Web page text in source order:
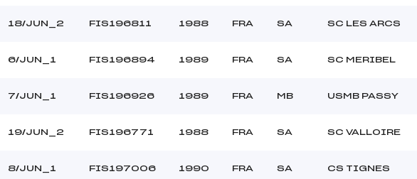
18/JUN_2 FIS196811 1988 FRA SA SC LES ARCS
6/JUN_1 FIS196894 1989 FRA SA SC MERIBEL
7/JUN_1 FIS196926 1989 FRA MB USMB PASSY
19/JUN_2 FIS196771 1988 FRA SA SC VALLOIRE
8/JUN_1 FIS197006 1990 FRA SA CS TIGNES